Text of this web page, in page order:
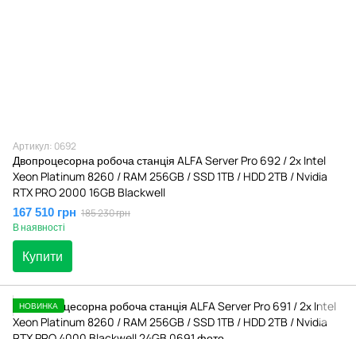
Артикул: 0692
Двопроцесорна робоча станція ALFA Server Pro 692 / 2х Intel
Xeon Platinum 8260 / RAM 256GB / SSD 1TB / HDD 2TB / Nvidia
RTX PRO 2000 16GB Blackwell
167 510 грн 185 230 грн
В наявності
Купити
НОВИНКА